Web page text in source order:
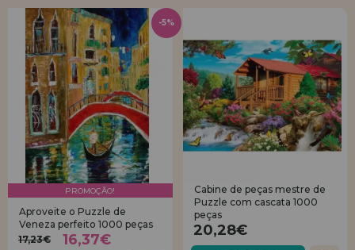
PROMOÇÃO!
Aproveite o Puzzle de
Veneza perfeito 1000 peças
17,23€
16,37€
-5%
Cabine de peças mestre de
Puzzle com cascata 1000
peças
20,28€